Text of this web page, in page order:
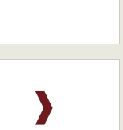
❱